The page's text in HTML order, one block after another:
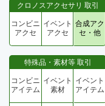
クロノスアクセサリ 取引
コンビニ
アクセ
イベント
アクセ
合成アク
セ・他
特殊品・素材等 取引
コンビニ
アイテム
イベント
素材
イベント
アイテム